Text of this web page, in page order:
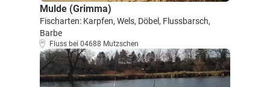
Mulde (Grimma)
Fischarten: Karpfen, Wels, Döbel, Flussbarsch,
Barbe
Fluss bei 04688 Mutzschen